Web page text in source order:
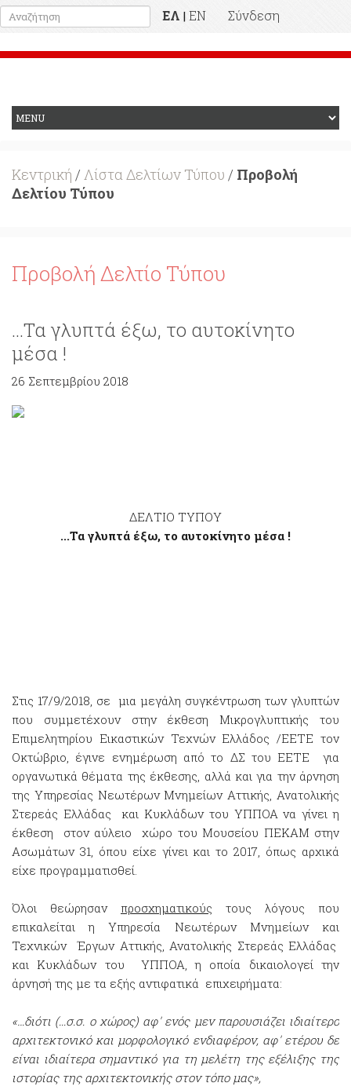
ΕΛ | EN
Σύνδεση
Κεντρική / Λίστα Δελτίων Τύπου / Προβολή
Δελτίου Τύπου
Προβολή Δελτίο Τύπου
...Τα γλυπτά έξω, το αυτοκίνητο
μέσα !
26 Σεπτεμβρίου 2018
ΔΕΛΤΙΟ ΤΥΠΟΥ
...Τα γλυπτά έξω, το αυτοκίνητο μέσα !
Στις 17/9/2018, σε μια μεγάλη συγκέντρωση των γλυπτών
που συμμετέχουν στην έκθεση Μικρογλυπτικής του
Επιμελητηρίου Εικαστικών Τεχνών Ελλάδος /ΕΕΤΕ τον
Οκτώβριο, έγινε ενημέρωση από το ΔΣ του ΕΕΤΕ για
οργανωτικά θέματα της έκθεσης, αλλά και για την άρνηση
της Υπηρεσίας Νεωτέρων Μνημείων Αττικής, Ανατολικής
Στερεάς Ελλάδας και Κυκλάδων του ΥΠΠΟΑ να γίνει η
έκθεση στον αύλειο χώρο του Μουσείου ΠΕΚΑΜ στην
Ασωμάτων 31, όπου είχε γίνει και το 2017, όπως αρχικά
είχε προγραμματισθεί.
Όλοι θεώρησαν προσχηματικούς τους λόγους που
επικαλείται η Υπηρεσία Νεωτέρων Μνημείων και
Τεχνικών Έργων Αττικής, Ανατολικής Στερεάς Ελλάδας
και Κυκλάδων του ΥΠΠΟΑ, η οποία δικαιολογεί την
άρνησή της με τα εξής αντιφατικά επιχειρήματα:
«…διότι (...σ.σ. ο χώρος) αφ' ενός μεν παρουσιάζει ιδιαίτερο
αρχιτεκτονικό και μορφολογικό ενδιαφέρον, αφ' ετέρου δε
είναι ιδιαίτερα σημαντικό για τη μελέτη της εξέλιξης της
ιστορίας της αρχιτεκτονικής στον τόπο μας»,